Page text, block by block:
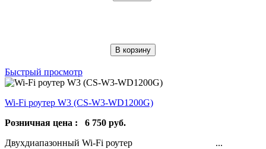
В корзину
Быстрый просмотр
Wi-Fi роутер W3 (CS-W3-WD1200G)
Розничная цена : 6 750 руб.
Двухдиапазонный Wi-Fi роутер ...